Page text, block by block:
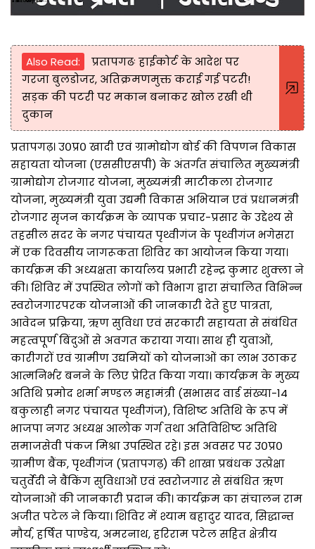
Also Read:
प्रतापगढः हाईकोर्ट के आदेश पर
गरजा बुलडोजर, अतिक्रमणमुक्त कराई गई पटरी!
सड़क की पटरी पर मकान बनाकर खोल रखी थी
दुकान
प्रतापगढ़। उ०प्र० खादी एवं ग्रामोद्योग बोर्ड की विपणन विकास
सहायता योजना (एससीएसपी) के अंतर्गत संचालित मुख्यमंत्री
ग्रामोद्योग रोजगार योजना, मुख्यमंत्री माटीकला रोजगार
योजना, मुख्यमंत्री युवा उद्यमी विकास अभियान एवं प्रधानमंत्री
रोजगार सृजन कार्यक्रम के व्यापक प्रचार-प्रसार के उद्देश्य से
तहसील सदर के नगर पंचायत पृथ्वीगंज के पृथ्वीगंज भगेसरा
में एक दिवसीय जागरूकता शिविर का आयोजन किया गया।
कार्यक्रम की अध्यक्षता कार्यालय प्रभारी रहेन्द्र कुमार शुक्ला ने
की। शिविर में उपस्थित लोगों को विभाग द्वारा संचालित विभिन्न
स्वरोजगारपरक योजनाओं की जानकारी देते हुए पात्रता,
आवेदन प्रक्रिया, ऋण सुविधा एवं सरकारी सहायता से संबंधित
महत्वपूर्ण बिंदुओं से अवगत कराया गया। साथ ही युवाओं,
कारीगरों एवं ग्रामीण उद्यमियों को योजनाओं का लाभ उठाकर
आत्मनिर्भर बनने के लिए प्रेरित किया गया। कार्यक्रम के मुख्य
अतिथि प्रमोद शर्मा मण्डल महामंत्री (सभासद वार्ड संख्या-14
बकुलाही नगर पंचायत पृथ्वीगंज), विशिष्ट अतिथि के रूप में
भाजपा नगर अध्यक्ष आलोक गर्ग तथा अतिविशिष्ट अतिथि
समाजसेवी पंकज मिश्रा उपस्थित रहे। इस अवसर पर उ०प्र०
ग्रामीण बैंक, पृथ्वीगंज (प्रतापगढ़) की शाखा प्रबंधक उत्प्रेक्षा
चतुर्वेदी ने बैंकिंग सुविधाओं एवं स्वरोजगार से संबंधित ऋण
योजनाओं की जानकारी प्रदान की। कार्यक्रम का संचालन राम
अजीत पटेल ने किया। शिविर में श्याम बहादुर यादव, सिद्धान्त
मौर्य, हर्षित पाण्डेय, अमरनाथ, हरिराम पटेल सहित क्षेत्रीय